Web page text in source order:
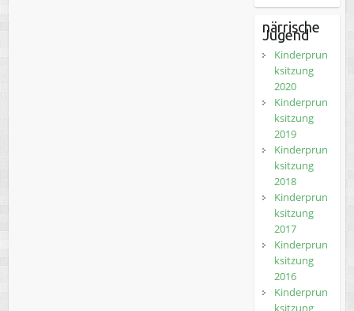
närrische
Jugend
Kinderprun
ksitzung
2020
Kinderprun
ksitzung
2019
Kinderprun
ksitzung
2018
Kinderprun
ksitzung
2017
Kinderprun
ksitzung
2016
Kinderprun
ksitzung